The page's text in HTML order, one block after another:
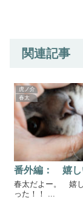
関連記事
虎ノ介
春太
番外編： 嬉し
春太だよー。 嬉
った！！ ...